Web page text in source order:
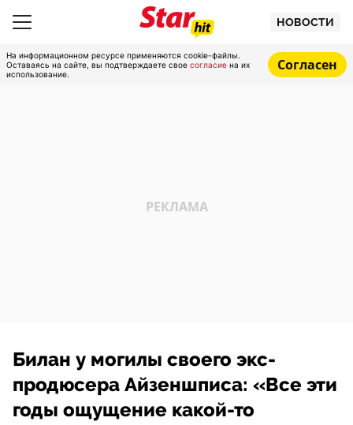
НОВОСТИ
На информационном ресурсе применяются cookie-файлы.
Оставаясь на сайте, вы подтверждаете свое согласие на их
использование.
Согласен
Билан у могилы своего экс-
продюсера Айзеншписа: «Все эти
годы ощущение какой-то